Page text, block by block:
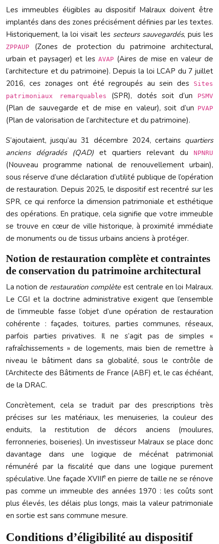
Les immeubles éligibles au dispositif Malraux doivent être
implantés dans des zones précisément définies par les textes.
Historiquement, la loi visait les secteurs sauvegardés, puis les
ZPPAUP
(Zones de protection du patrimoine architectural,
urbain et paysager) et les AVAP (Aires de mise en valeur de
l’architecture et du patrimoine). Depuis la loi LCAP du 7 juillet
2016, ces zonages ont été regroupés au sein des
Sites
patrimoniaux remarquables
(SPR), dotés soit d’un PSMV
(Plan de sauvegarde et de mise en valeur), soit d’un PVAP
(Plan de valorisation de l’architecture et du patrimoine).
S’ajoutaient, jusqu’au 31 décembre 2024, certains quartiers
anciens dégradés (QAD) et quartiers relevant du NPNRU
(Nouveau programme national de renouvellement urbain),
sous réserve d’une déclaration d’utilité publique de l’opération
de restauration. Depuis 2025, le dispositif est recentré sur les
SPR, ce qui renforce la dimension patrimoniale et esthétique
des opérations. En pratique, cela signifie que votre immeuble
se trouve en cœur de ville historique, à proximité immédiate
de monuments ou de tissus urbains anciens à protéger.
Notion de restauration complète et contraintes
de conservation du patrimoine architectural
La notion de restauration complèteest centrale en loi Malraux.
Le CGI et la doctrine administrative exigent que l’ensemble
de l’immeuble fasse l’objet d’une opération de restauration
cohérente : façades, toitures, parties communes, réseaux,
parfois parties privatives. Il ne s’agit pas de simples «
rafraîchissements » de logements, mais bien de remettre à
niveau le bâtiment dans sa globalité, sous le contrôle de
l’Architecte des Bâtiments de France (ABF) et, le cas échéant,
de la DRAC.
Concrètement, cela se traduit par des prescriptions très
précises sur les matériaux, les menuiseries, la couleur des
enduits, la restitution de décors anciens (moulures,
ferronneries, boiseries). Un investisseur Malraux se place donc
davantage dans une logique de mécénat patrimonial
rémunéré par la fiscalité que dans une logique purement
spéculative. Une façade XVIIIeen pierre de taille ne se rénove
pas comme un immeuble des années 1970 : les coûts sont
plus élevés, les délais plus longs, mais la valeur patrimoniale
en sortie est sans commune mesure.
Conditions d’éligibilité au dispositif